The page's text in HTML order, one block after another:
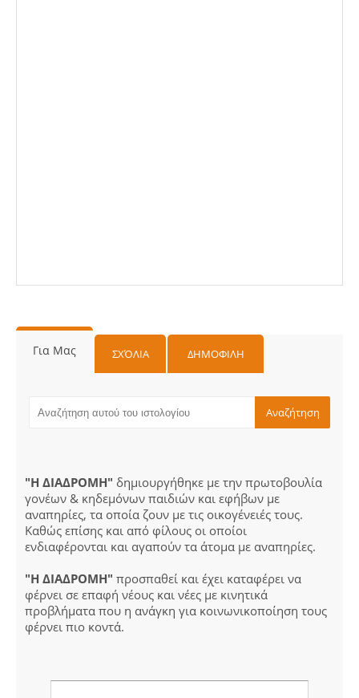
Για Μας ΣΧΌΛΙΑ ΔΗΜΟΦΙΛΗ
"Η ΔΙΑΔΡΟΜΗ" δημιουργήθηκε με την πρωτοβουλία
γονέων & κηδεμόνων παιδιών και εφήβων με
αναπηρίες, τα οποία ζουν με τις οικογένειές τους.
Καθώς επίσης και από φίλους οι οποίοι
ενδιαφέρονται και αγαπούν τα άτομα με αναπηρίες.
"Η ΔΙΑΔΡΟΜΗ" προσπαθεί και έχει καταφέρει να
φέρνει σε επαφή νέους και νέες με κινητικά
προβλήματα που η ανάγκη για κοινωνικοποίηση τους
φέρνει πιο κοντά.